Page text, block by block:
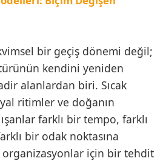
bir geçiş dönemi değil;
kendini yeniden
alanlardan biri. Sıcak
ritimler ve doğanın
farklı bir tempo, farklı
bir odak noktasına
organizasyonlar için bir tehdit